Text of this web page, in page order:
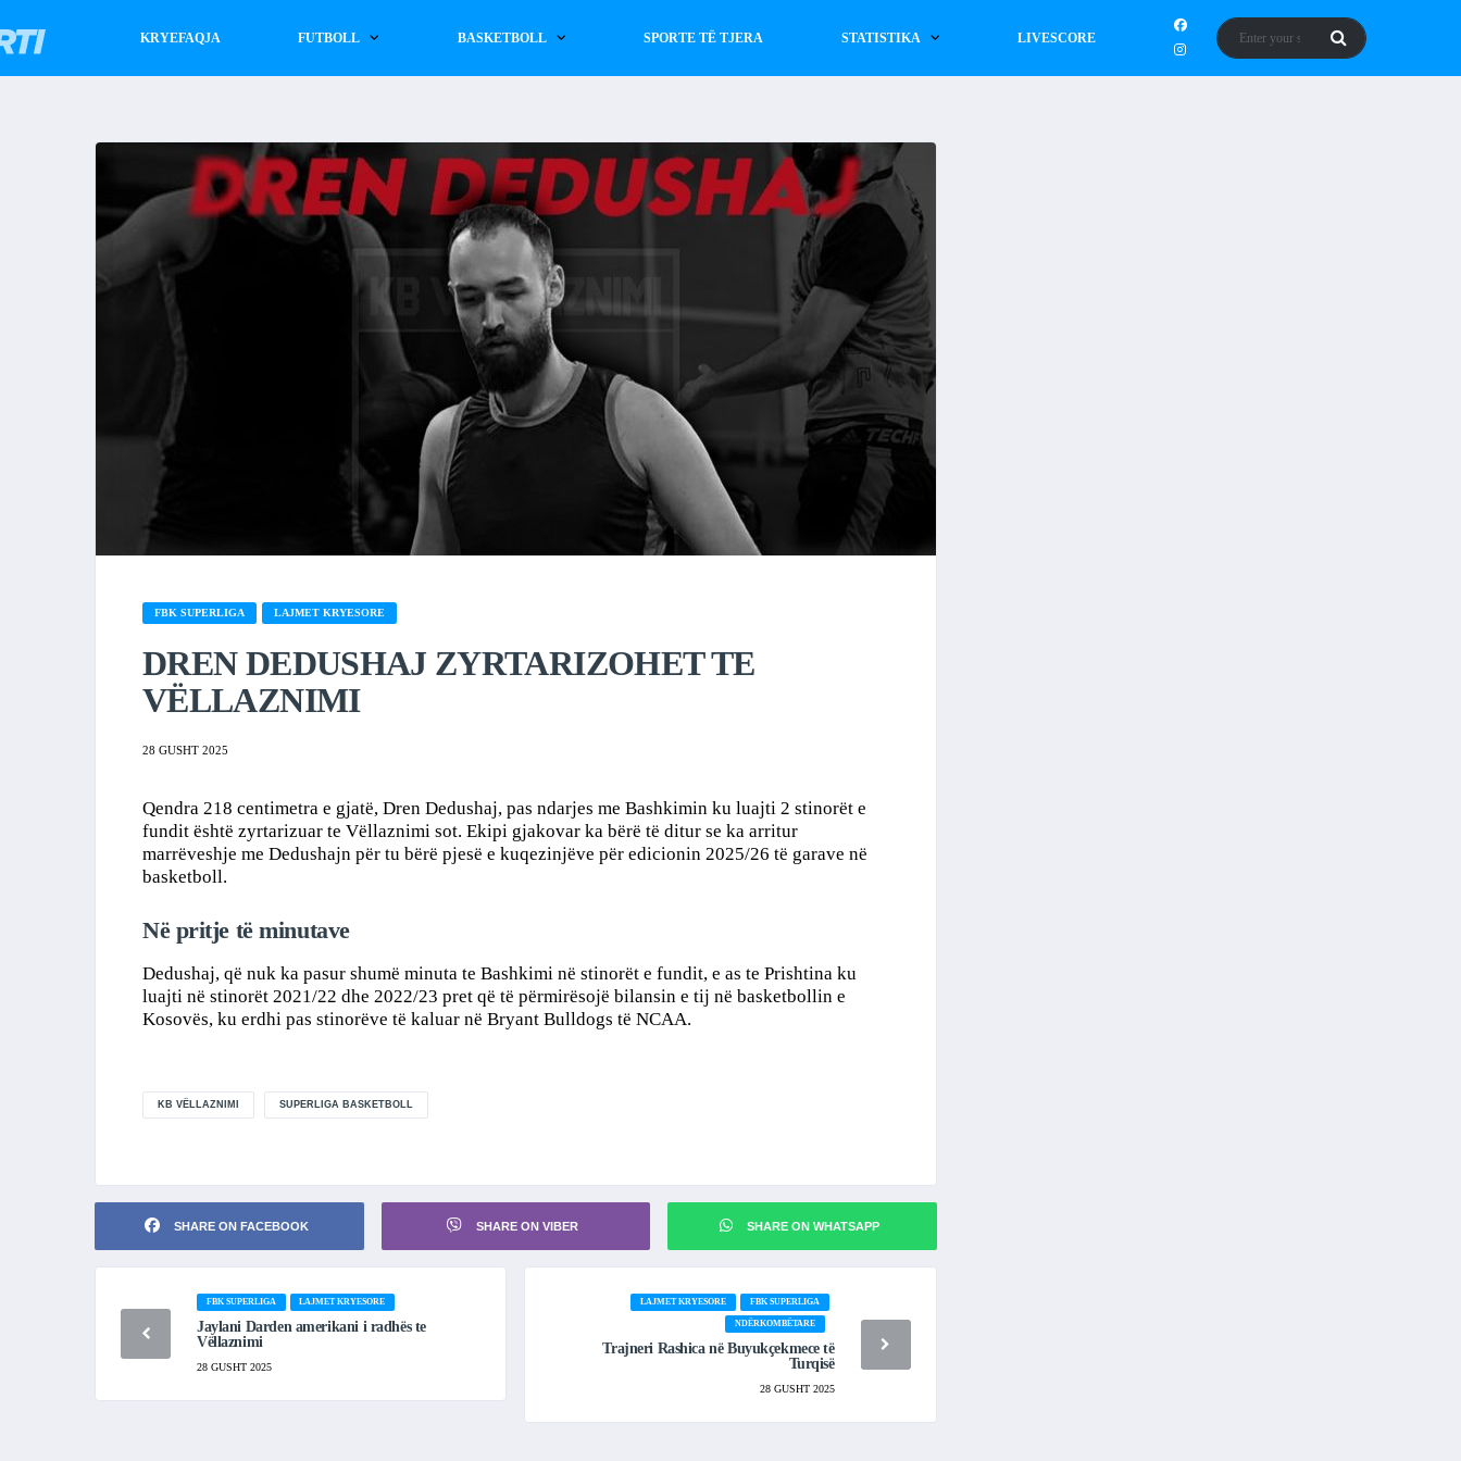
KRYEFAQJA FUTBOLL BASKETBOLL SPORTE TË TJERA STATISTIKA LIVESCORE
FBK SUPERLIGA LAJMET KRYESORE
DREN DEDUSHAJ ZYRTARIZOHET TE
VËLLAZNIMI
28 GUSHT 2025
Qendra 218 centimetra e gjatë, Dren Dedushaj, pas ndarjes me Bashkimin ku luajti 2 stinorët e
fundit është zyrtarizuar te Vëllaznimi sot. Ekipi gjakovar ka bërë të ditur se ka arritur
marrëveshje me Dedushajn për tu bërë pjesë e kuqezinjëve për edicionin 2025/26 të garave në
basketboll.
Në pritje të minutave
Dedushaj, që nuk ka pasur shumë minuta te Bashkimi në stinorët e fundit, e as te Prishtina ku
luajti në stinorët 2021/22 dhe 2022/23 pret që të përmirësojë bilansin e tij në basketbollin e
Kosovës, ku erdhi pas stinorëve të kaluar në Bryant Bulldogs të NCAA.
KB VËLLAZNIMI SUPERLIGA BASKETBOLL
SHARE ON FACEBOOK SHARE ON VIBER SHARE ON WHATSAPP
FBK SUPERLIGA LAJMET KRYESORE
Jaylani Darden amerikani i radhës te
Vëllaznimi
28 GUSHT 2025
FBK SUPERLIGA
LAJMET KRYESORE
NDËRKOMBËTARE
Trajneri Rashica në Buyukçekmece të
Turqisë
28 GUSHT 2025